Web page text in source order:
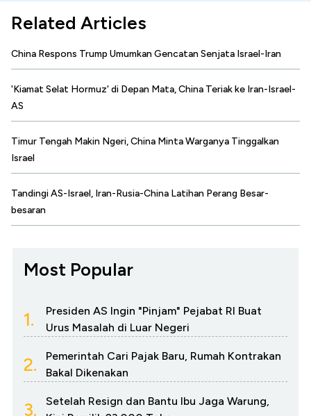
Related Articles
China Respons Trump Umumkan Gencatan Senjata Israel-Iran
'Kiamat Selat Hormuz' di Depan Mata, China Teriak ke Iran-Israel-
AS
Timur Tengah Makin Ngeri, China Minta Warganya Tinggalkan
Israel
Tandingi AS-Israel, Iran-Rusia-China Latihan Perang Besar-
besaran
Most Popular
1.
Presiden AS Ingin "Pinjam" Pejabat RI Buat
Urus Masalah di Luar Negeri
2.
Pemerintah Cari Pajak Baru, Rumah Kontrakan
Bakal Dikenakan
3.
Setelah Resign dan Bantu Ibu Jaga Warung,